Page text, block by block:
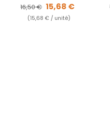
Prix de base
16,50 € Prix
15,68 €
(15,68 € / unité)